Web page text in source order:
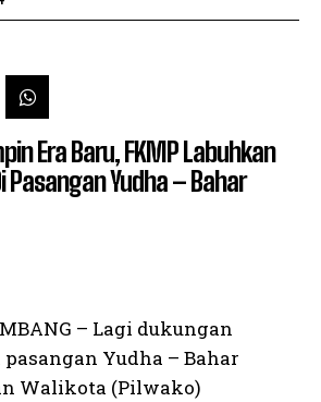
Era Baru, FKMP Labuhkan
Pasangan Yudha – Bahar
– Lagi dukungan
Yudha – Bahar
Walikota (Pilwako)